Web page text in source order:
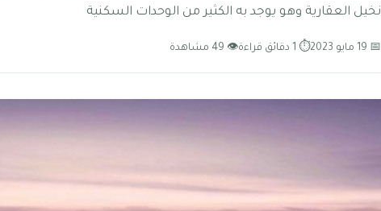
نخيل العقارية وهو يوجد به الكثير من الوحدات السكنية
📅 19 مايو 2023 ⏱ 1 دقائق قراءة 👁 49 مشاهدة